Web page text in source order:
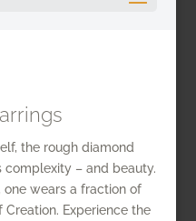
the rough diamond
– and beauty.
wears a fraction of
Experience the